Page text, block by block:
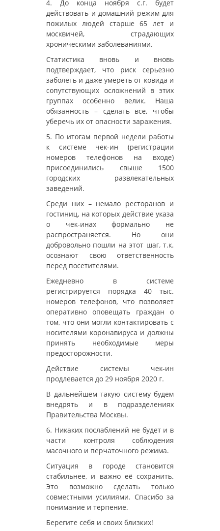
4. До конца ноября с.г. будет
действовать и домашний режим для
пожилых людей старше 65 лет и
москвичей, страдающих
хроническими заболеваниями.
Статистика вновь и вновь
подтверждает, что риск серьезно
заболеть и даже умереть от ковида и
сопутствующих осложнений в этих
группах особенно велик. Наша
обязанность – сделать все, чтобы
уберечь их от опасности заражения.
5. По итогам первой недели работы
к системе чек-ин (регистрации
номеров телефонов на входе)
присоединились свыше 1500
городских развлекательных
заведений.
Среди них – немало ресторанов и
гостиниц, на которых действие указа
о чек-инах формально не
распространяется. Но они
добровольно пошли на этот шаг, т.к.
осознают свою ответственность
перед посетителями.
Ежедневно в системе
регистрируется порядка 40 тыс.
номеров телефонов, что позволяет
оперативно оповещать граждан о
том, что они могли контактировать с
носителями коронавируса и должны
принять необходимые меры
предосторожности.
Действие системы чек-ин
продлевается до 29 ноября 2020 г.
В дальнейшем такую систему будем
внедрять и в подразделениях
Правительства Москвы.
6. Никаких послаблений не будет и в
части контроля соблюдения
масочного и перчаточного режима.
Ситуация в городе становится
стабильнее, и важно её сохранить.
Это возможно сделать только
совместными усилиями. Спасибо за
понимание и терпение.
Берегите себя и своих близких!